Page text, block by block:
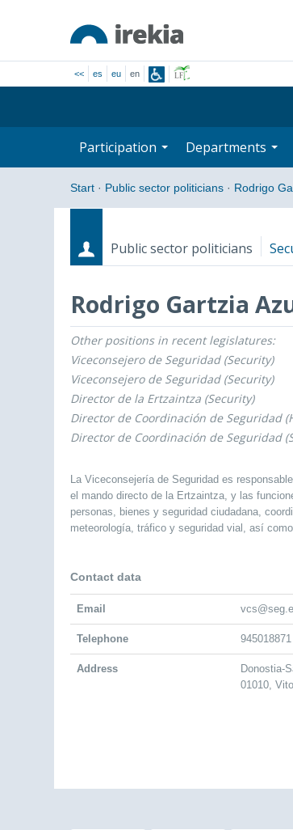
<< es eu en
Participation Departments
Start · Public sector politicians · Rodrigo
Public sector politicians
Rodrigo Gartzia
RolesStart date - End date
Other positions in recent legislatures:
Viceconsejero de Seguridad (Security)
Viceconsejero de Seguridad (Security)
Director de la Ertzaintza (Security)
Director de Coordinación de Seguridad
Director de Coordinación de Seguridad
La Viceconsejería de Seguridad es
el mando directo de la Ertzaintza, y las
personas, bienes y seguridad ciudadana,
meteorología, tráfico y seguridad vial, así
Contact data
Email
Telephone 945018871
Address
Donostia-
01010,